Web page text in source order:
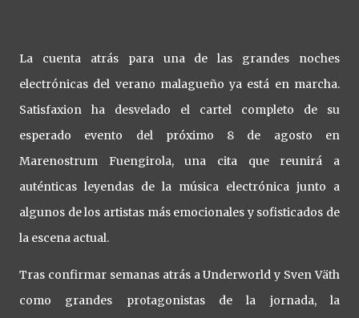
La cuenta atrás para una de las grandes noches
electrónicas del verano malagueño ya está en marcha.
Satisfaxion ha desvelado el cartel completo de su
esperado evento del próximo 8 de agosto en
Marenostrum Fuengirola, una cita que reunirá a
auténticas leyendas de la música electrónica junto a
algunos de los artistas más emocionales y sofisticados de
la escena actual.
Tras confirmar semanas atrás a Underworld y Sven Väth
como grandes protagonistas de la jornada, la